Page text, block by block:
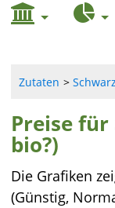
Zutaten
Preise
bio?)
Die Grafiken
(Günstig,